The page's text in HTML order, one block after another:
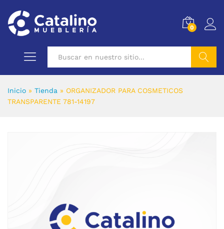
0
Inicio » Tienda » ORGANIZADOR PARA COSMETICOS
TRANSPARENTE 781-14197